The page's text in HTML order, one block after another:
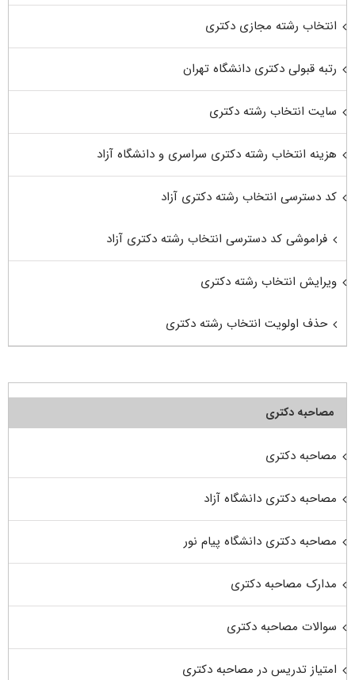
انتخاب رشته مجازی دکتری
رتبه قبولی دکتری دانشگاه تهران
سایت انتخاب رشته دکتری
هزینه انتخاب رشته دکتری سراسری و دانشگاه آزاد
کد دسترسی انتخاب رشته دکتری آزاد
فراموشی کد دسترسی انتخاب رشته دکتری آزاد
ویرایش انتخاب رشته دکتری
حذف اولویت انتخاب رشته دکتری
مصاحبه دکتری
مصاحبه دکتری
مصاحبه دکتری دانشگاه آزاد
مصاحبه دکتری دانشگاه پیام نور
مدارک مصاحبه دکتری
سوالات مصاحبه دکتری
امتیاز تدریس در مصاحبه دکتری